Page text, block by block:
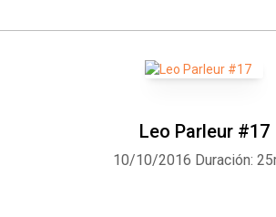
Leo Parleur #17
10/10/2016 Duración: